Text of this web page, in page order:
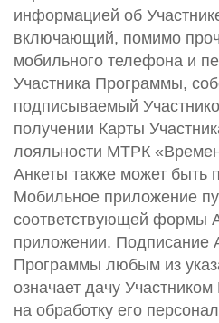
информацией об
включающий, помимо
мобильного телефона и
Участника Программы,
подписываемый
получении Карты
лояльности МТРК
Анкеты также может быть
Мобильное приложение
соответствующей формы
приложении. Подписание
Программы любым из
означает дачу
на обработку его